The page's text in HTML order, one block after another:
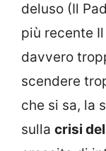
deluso (Il
più recente
davvero
scendere
che si sa, la
sulla crisi